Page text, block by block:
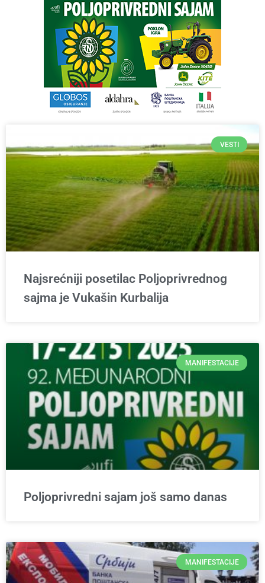
VESTI
Najsrećniji posetilac Poljoprivrednog
sajma je Vukašin Kurbalija
MANIFESTACIJE
Poljoprivredni sajam još samo danas
MANIFESTACIJE